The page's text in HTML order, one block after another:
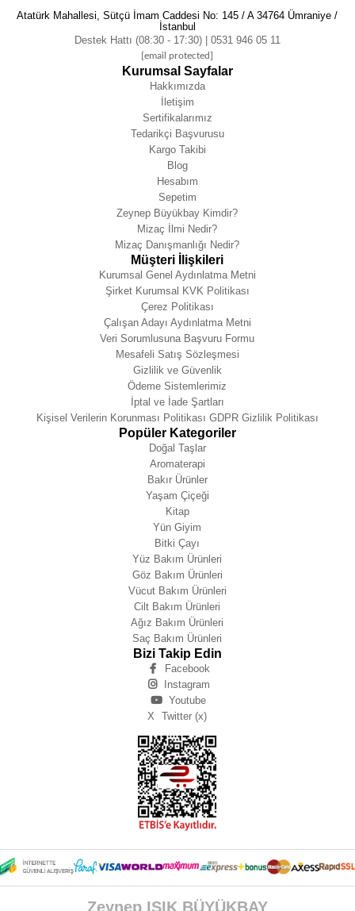
Atatürk Mahallesi, Sütçü İmam Caddesi No: 145 / A 34764 Ümraniye /
İstanbul
Destek Hattı (08:30 - 17:30) | 0531 946 05 11
[email protected]
Kurumsal Sayfalar
Hakkımızda
İletişim
Sertifikalarımız
Tedarikçi Başvurusu
Kargo Takibi
Blog
Hesabım
Sepetim
Zeynep Büyükbay Kimdir?
Mizaç İlmi Nedir?
Mizaç Danışmanlığı Nedir?
Müşteri İlişkileri
Kurumsal Genel Aydınlatma Metni
Şirket Kurumsal KVK Politikası
Çerez Politikası
Çalışan Adayı Aydınlatma Metni
Veri Sorumlusuna Başvuru Formu
Mesafeli Satış Sözleşmesi
Gizlilik ve Güvenlik
Ödeme Sistemlerimiz
İptal ve İade Şartları
Kişisel Verilerin Korunması Politikası GDPR Gizlilik Politikası
Popüler Kategoriler
Doğal Taşlar
Aromaterapi
Bakır Ürünler
Yaşam Çiçeği
Kitap
Yün Giyim
Bitki Çayı
Yüz Bakım Ürünleri
Göz Bakım Ürünleri
Vücut Bakım Ürünleri
Cilt Bakım Ürünleri
Ağız Bakım Ürünleri
Saç Bakım Ürünleri
Bizi Takip Edin
Facebook
Instagram
Youtube
X
Twitter (x)
Zeynep IŞIK BÜYÜKBAY